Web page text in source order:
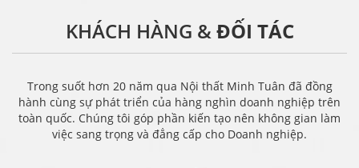
KHÁCH HÀNG &ĐỐI TÁC
Trong suốt hơn 20 năm qua Nội thất Minh Tuân đã đồng
hành cùng sự phát triển của hàng nghìn doanh nghiệp trên
toàn quốc. Chúng tôi góp phần kiến tạo nên không gian làm
việc sang trọng và đẳng cấp cho Doanh nghiệp.